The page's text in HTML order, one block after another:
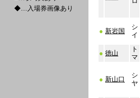
◆…入場券画像あり
● 新岩国
シ
イ
● 徳山
ト
マ
● 新山口
シ
ヤ